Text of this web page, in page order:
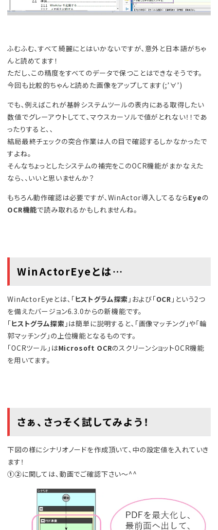
ふむふむ、すべて綺麗にとはいかないですが、意外と日本語がちゃ
んと読めてます！
ただし、この精度をすべてのデータで保つことはできなそうです。
今回も比較的ちゃんと読めた画像をアップしてます(;’∀’)
でも、例えばこれが基幹システムツールの表内にある取得したい
数値でグレーアウトしてて、マウスカーソルで値がとれない！！であ
ったりすると、、
結局最終チェックの突合作業は人の目で確認するしかなかったで
すよね。
そんなちょっとしたシステムの補完をこのOCR機能がまかなえた
なら、、いいと思いませんか？
もちろん動作確認は必要ですが、WinActor導入してるならEyeの
OCR機能で読み取れるかもしれませんね。
WinActorEyeとは…
WinActorEyeとは、「ヒストグラム探索 」および「OCR 」という2つ
を備えたバージョン6.3.0からの新機能です。
「ヒストグラム探索 」は簡単に説明すると、「画像マッチング」や「輪
郭マッチング」の上位機能となるものです。
「OCRツール」はMicrosoft OCRのスクリーンショットOCR機能
を用いてます。
さぁ、さっそく試してみよう！
下図の様にシナリオノードを作成頂いて、中の設定値を入れていき
ます！
①➁に関しては、動画でご確認下さい～^^